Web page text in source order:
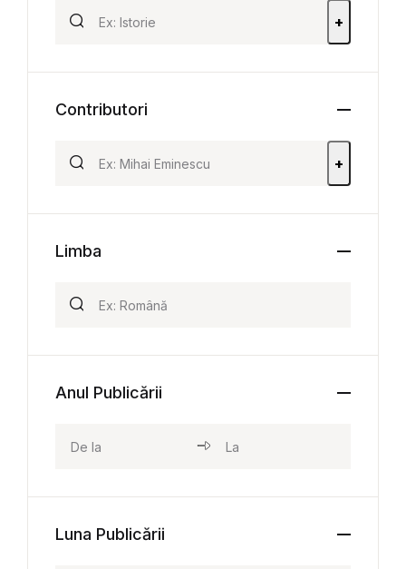
+
Contributori
+
Limba
Anul Publicării
Luna Publicării